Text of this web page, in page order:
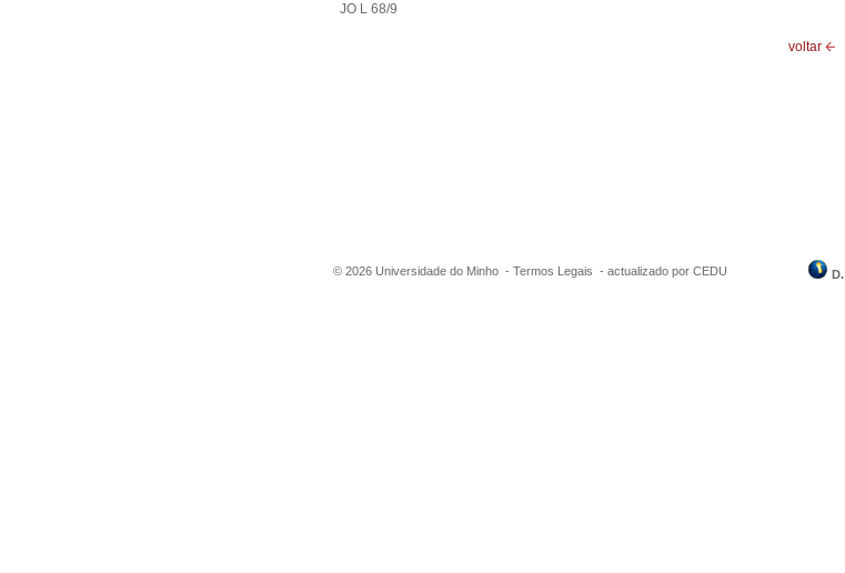
JO L 68/9
voltar
© 2026 Universidade do Minho - Termos Legais - actualizado por CEDU D.